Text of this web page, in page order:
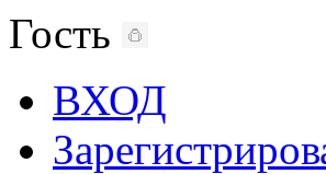
Гость
ВХОД